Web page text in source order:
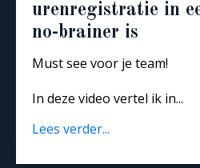
urenregistratie in
no-brainer is
Must see voor je team!
In deze video vertel ik in...
Lees verder...